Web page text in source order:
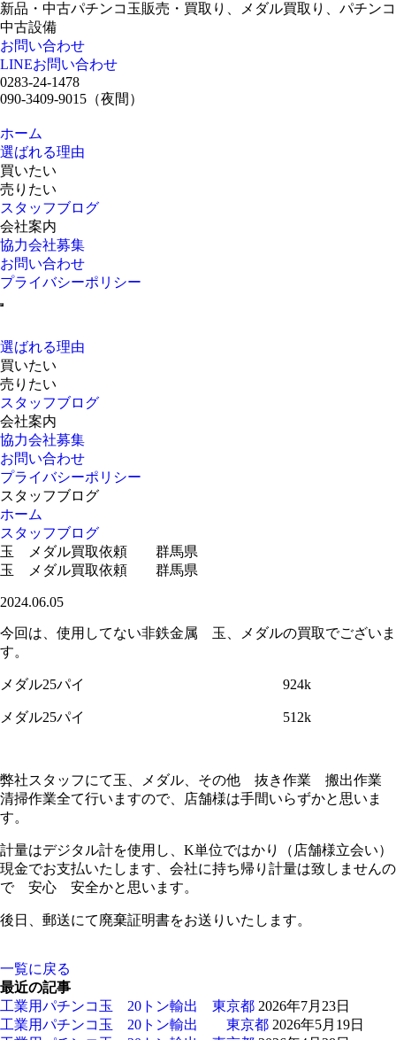
新品・中古パチンコ玉販売・買取り、メダル買取り、パチンコ
中古設備
お問い合わせ
LINEお問い合わせ
0283-24-1478
090-3409-9015 （夜間）
ホーム
選ばれる理由
買いたい
売りたい
スタッフブログ
会社案内
協力会社募集
お問い合わせ
プライバシーポリシー
選ばれる理由
買いたい
売りたい
スタッフブログ
会社案内
協力会社募集
お問い合わせ
プライバシーポリシー
スタッフブログ
ホーム
スタッフブログ
玉 メダル買取依頼 群馬県
玉 メダル買取依頼 群馬県
2024.06.05
今回は、使用してない非鉄金属 玉、メダルの買取でございま
す。
メダル25パイ 924k
メダル25パイ 512k
弊社スタッフにて玉、メダル、その他 抜き作業 搬出作業
清掃作業全て行いますので、店舗様は手間いらずかと思いま
す。
計量はデジタル計を使用し、K単位ではかり（店舗様立会い）
現金でお支払いたします、会社に持ち帰り計量は致しませんの
で 安心 安全かと思います。
後日、郵送にて廃棄証明書をお送りいたします。
一覧に戻る
最近の記事
工業用パチンコ玉 20トン輸出 東京都 2026年7月23日
工業用パチンコ玉 20トン輸出 東京都 2026年5月19日